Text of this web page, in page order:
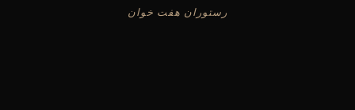
رستوران هفت خوان